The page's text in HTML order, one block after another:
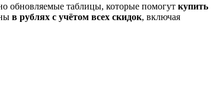
обновляемые таблицы, которые помогут купить
в рублях с учётом всех скидок, включая